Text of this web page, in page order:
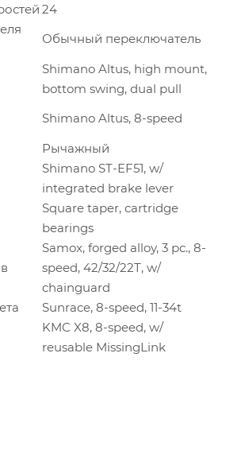
24
Обычный переключатель
Shimano Altus, high mount,
bottom swing, dual pull
Shimano Altus, 8-speed
Рычажный
Shimano ST-EF51, w/
integrated brake lever
Square taper, cartridge
bearings
Samox, forged alloy, 3 pc., 8-
speed, 42/32/22T, w/
chainguard
Sunrace, 8-speed, 11-34t
KMC X8, 8-speed, w/
reusable MissingLink